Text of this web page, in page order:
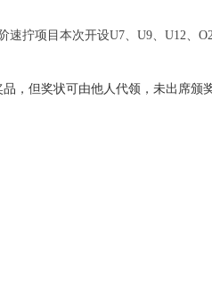
速拧项目本次开设U7 U9、U12、
，但奖状可由他人代领，未出席颁